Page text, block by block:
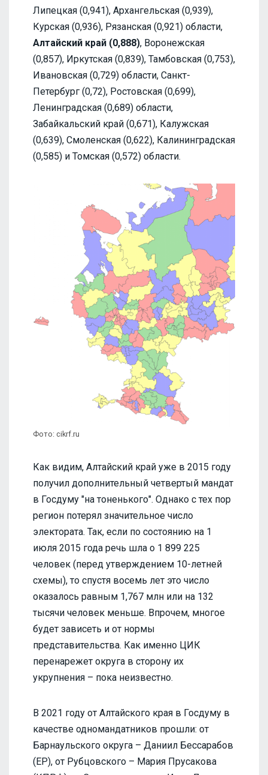
Липецкая (0,941), Архангельская (0,939),
Курская (0,936), Рязанская (0,921) области,
Алтайский край (0,888), Воронежская
(0,857), Иркутская (0,839), Тамбовская (0,753),
Ивановская (0,729) области, Санкт-
Петербург (0,72), Ростовская (0,699),
Ленинградская (0,689) области,
Забайкальский край (0,671), Калужская
(0,639), Смоленская (0,622), Калининградская
(0,585) и Томская (0,572) области.
Фото: cikrf.ru
Как видим, Алтайский край уже в 2015 году
получил дополнительный четвертый мандат
в Госдуму "на тоненького". Однако с тех пор
регион потерял значительное число
электората. Так, если по состоянию на 1
июля 2015 года речь шла о 1 899 225
человек (перед утверждением 10-летней
схемы), то спустя восемь лет это число
оказалось равным 1,767 млн или на 132
тысячи человек меньше. Впрочем, многое
будет зависеть и от нормы
представительства. Как именно ЦИК
перенарежет округа в сторону их
укрупнения – пока неизвестно.
В 2021 году от Алтайского края в Госдуму в
качестве одномандатников прошли: от
Барнаульского округа – Даниил Бессарабов
(ЕР), от Рубцовского – Мария Прусакова